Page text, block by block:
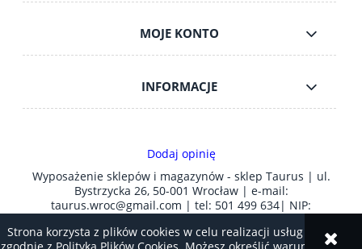
Strona korzysta z plików cookies w celu realizacji usług i
MOJE KONTO
INFORMACJE
Dodaj opinię
Wyposażenie sklepów i magazynów - sklep Taurus | ul.
Bystrzycka 26, 50-001 Wrocław | e-mail:
taurus.wroc@gmail.com | tel: 501 499 634| NIP: